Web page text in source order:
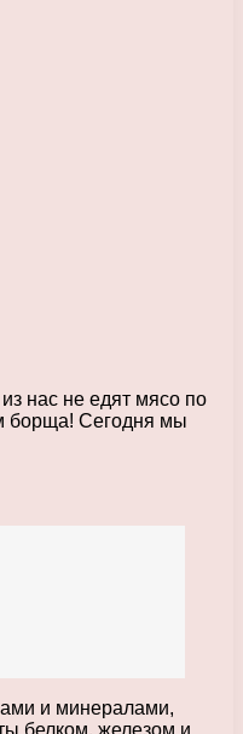
нас не едят мясо по
борща! Сегодня мы
и минералами,